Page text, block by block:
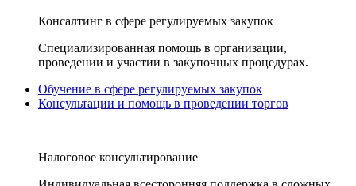
Консалтинг в сфере регулируемых закупок
Специализированная помощь в организации,
проведении и участии в закупочных процедурах.
Обучение в сфере регулируемых закупок
Консультации и помощь в проведении торгов
Налоговое консультирование